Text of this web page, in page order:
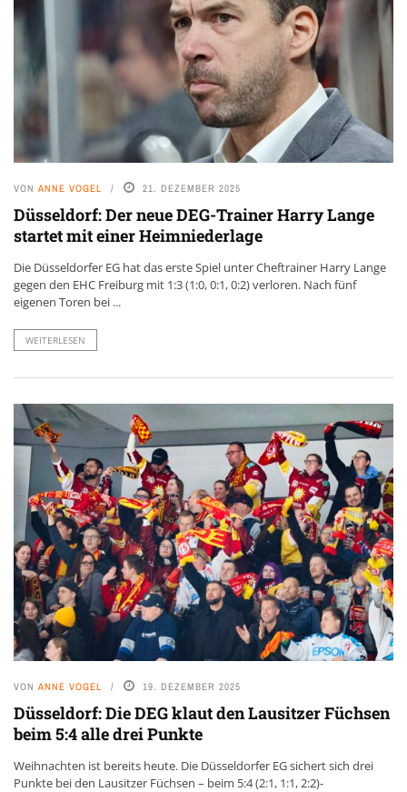
VON ANNE VOGEL 21. DEZEMBER 2025
Düsseldorf: Der neue DEG-Trainer Harry Lange
startet mit einer Heimniederlage
Die Düsseldorfer EG hat das erste Spiel unter Cheftrainer Harry Lange
gegen den EHC Freiburg mit 1:3 (1:0, 0:1, 0:2) verloren. Nach fünf
eigenen Toren bei ...
WEITERLESEN
VON ANNE VOGEL 19. DEZEMBER 2025
Düsseldorf: Die DEG klaut den Lausitzer Füchsen
beim 5:4 alle drei Punkte
Weihnachten ist bereits heute. Die Düsseldorfer EG sichert sich drei
Punkte bei den Lausitzer Füchsen – beim 5:4 (2:1, 1:1, 2:2)-